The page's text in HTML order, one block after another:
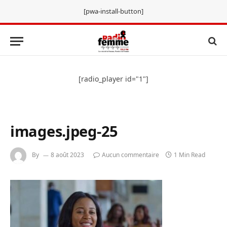
[pwa-install-button]
[radio_player id="1"]
images.jpeg-25
By 8 août 2023 Aucun commentaire 1 Min Read